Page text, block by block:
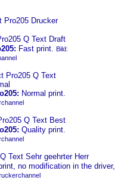
Fast print. Bild:
Normal print.
Quality print.
no modification in the driver,